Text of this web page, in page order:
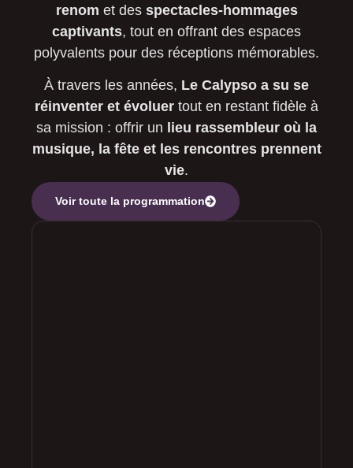
renom et des spectacles-hommages
captivants, tout en offrant des espaces
polyvalents pour des réceptions mémorables.
À travers les années, Le Calypso a su se
réinventer et évoluer tout en restant fidèle à
sa mission : offrir un lieu rassembleur où la
musique, la fête et les rencontres prennent
vie.
Voir toute la programmation